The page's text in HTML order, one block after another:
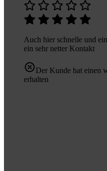
Auch hier schnelle und
ein sehr netter Kontakt
Der Kunde hat einen
erhalten